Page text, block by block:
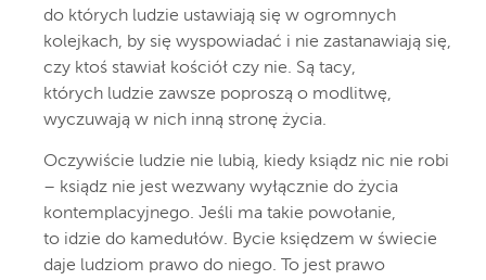
do których ludzie ustawiają się w ogromnych
kolejkach, by się wyspowiadać i nie zastanawiają się,
czy ktoś stawiał kościół czy nie. Są tacy,
których ludzie zawsze poproszą o modlitwę,
wyczuwają w nich inną stronę życia.
Oczywiście ludzie nie lubią, kiedy ksiądz nic nie robi
– ksiądz nie jest wezwany wyłącznie do życia
kontemplacyjnego. Jeśli ma takie powołanie,
to idzie do kamedułów. Bycie księdzem w świecie
daje ludziom prawo do niego. To jest prawo